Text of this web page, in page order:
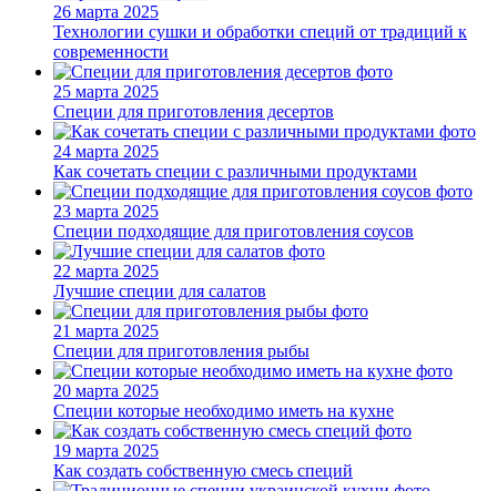
26 марта 2025
Технологии сушки и обработки специй от традиций к
современности
25 марта 2025
Специи для приготовления десертов
24 марта 2025
Как сочетать специи с различными продуктами
23 марта 2025
Специи подходящие для приготовления соусов
22 марта 2025
Лучшие специи для салатов
21 марта 2025
Специи для приготовления рыбы
20 марта 2025
Специи которые необходимо иметь на кухне
19 марта 2025
Как создать собственную смесь специй